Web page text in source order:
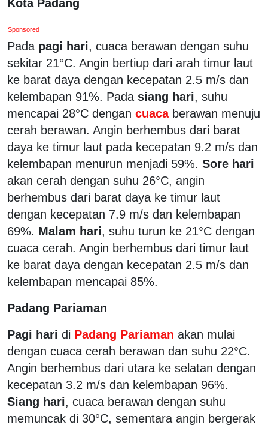
Kota Padang
Sponsored
Pada pagi hari, cuaca berawan dengan suhu
sekitar 21°C. Angin bertiup dari arah timur laut
ke barat daya dengan kecepatan 2.5 m/s dan
kelembapan 91%. Pada siang hari, suhu
mencapai 28°C dengan cuaca berawan menuju
cerah berawan. Angin berhembus dari barat
daya ke timur laut pada kecepatan 9.2 m/s dan
kelembapan menurun menjadi 59%. Sore hari
akan cerah dengan suhu 26°C, angin
berhembus dari barat daya ke timur laut
dengan kecepatan 7.9 m/s dan kelembapan
69%. Malam hari, suhu turun ke 21°C dengan
cuaca cerah. Angin berhembus dari timur laut
ke barat daya dengan kecepatan 2.5 m/s dan
kelembapan mencapai 85%.
Padang Pariaman
Pagi hari di Padang Pariaman akan mulai
dengan cuaca cerah berawan dan suhu 22°C.
Angin berhembus dari utara ke selatan dengan
kecepatan 3.2 m/s dan kelembapan 96%.
Siang hari, cuaca berawan dengan suhu
memuncak di 30°C, sementara angin bergerak